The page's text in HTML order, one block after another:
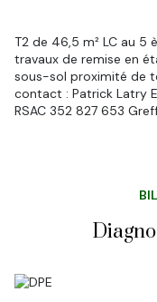
T2 de 46,5 m² LC au 5
travaux de remise en
sous-sol proximité de
contact : Patrick Latry
RSAC 352 827 653